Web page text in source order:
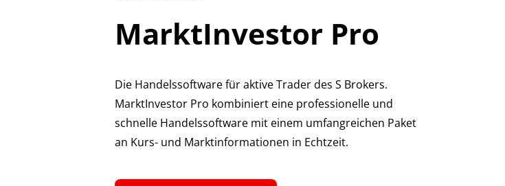
MarktInvestor Pro
Die Handelssoftware für aktive Trader des S Brokers.
MarktInvestor Pro kombiniert eine professionelle und
schnelle Handelssoftware mit einem umfangreichen Paket
an Kurs- und Marktinformationen in Echtzeit.